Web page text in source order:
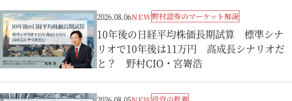
2026.08.06NEW野村證券のマーケット解説
10年後の日経平均株価長期試算 標準シナ
リオで10年後は11万円 高成長シナリオだ
と？ 野村CIO・宮嵜浩
投資の教養